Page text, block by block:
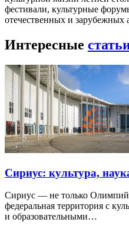
фестивали, культурные
отечественных и зарубежных
Интересные
Сириус: культура,
Сириус — не только
федеральная территория с
и образовательными…